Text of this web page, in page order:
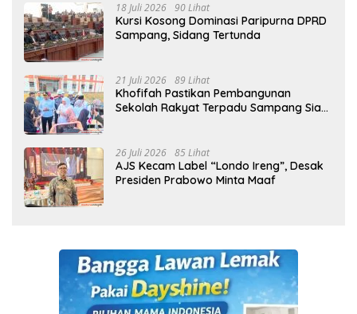
18 Juli 2026 90 Lihat
Kursi Kosong Dominasi Paripurna DPRD
Sampang, Sidang Tertunda
21 Juli 2026 89 Lihat
Khofifah Pastikan Pembangunan
Sekolah Rakyat Terpadu Sampang Siap
26 Juli 2026 85 Lihat
AJS Kecam Label “Londo Ireng”, Desak
Presiden Prabowo Minta Maaf